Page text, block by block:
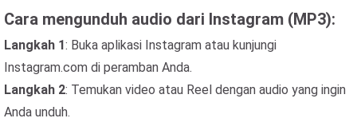
Cara mengunduh audio dari Instagram (MP3):
Langkah 1: Buka aplikasi Instagram atau kunjungi
Instagram.com di peramban Anda.
Langkah 2: Temukan video atau Reel dengan audio yang ingin
Anda unduh.